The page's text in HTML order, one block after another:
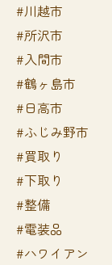
#川越市
#所沢市
#入間市
#鶴ヶ島市
#日高市
#ふじみ野市
#買取り
#下取り
#整備
#電装品
#ハワイアン